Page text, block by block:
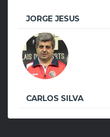
JORGE JESUS
CARLOS SILVA